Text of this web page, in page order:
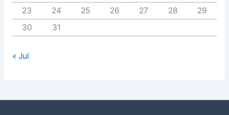
23
24 25 26 27 28
29
30
31
« Jul